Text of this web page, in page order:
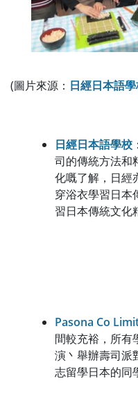
(圖片來源： 日經日本語
日經日本語學校
司的傳統方法和
化嘅了解，日經
穿浴衣學習日本
習日本傳統文化
Pasona Co
間較充裕，所有
演丶舉辦壽司派
志留學日本的同